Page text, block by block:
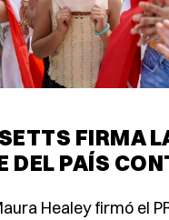
FIRMA
DEL PAÍS
Healey firmó el